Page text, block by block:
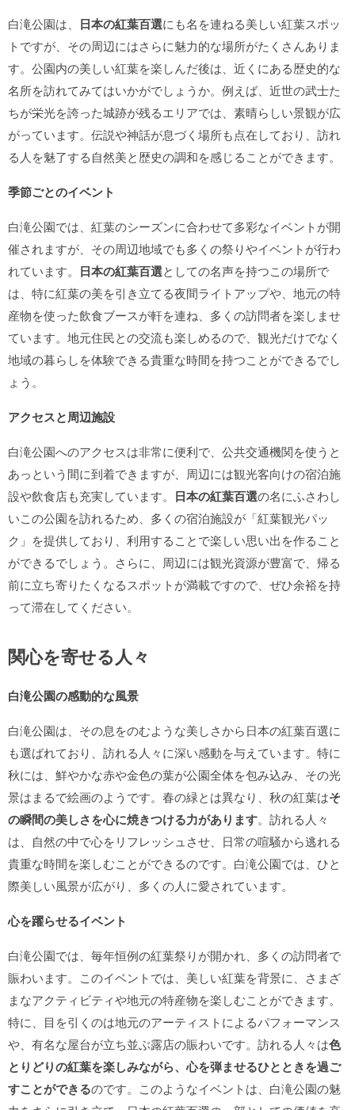
白滝公園は、 日本の紅葉百選にも名を連ねる美しい紅葉スポッ
トですが、その周辺にはさらに魅力的な場所がたくさんありま
す。公園内の美しい紅葉を楽しんだ後は、近くにある歴史的な
名所を訪れてみてはいかがでしょうか。例えば、近世の武士た
ちが栄光を誇った城跡が残るエリアでは、素晴らしい景観が広
がっています。伝説や神話が息づく場所も点在しており、訪れ
る人を魅了する自然美と歴史の調和を感じることができます。
季節ごとのイベント
白滝公園では、紅葉のシーズンに合わせて多彩なイベントが開
催されますが、その周辺地域でも多くの祭りやイベントが行わ
れています。 日本の紅葉百選としての名声を持つこの場所で
は、特に紅葉の美を引き立てる夜間ライトアップや、地元の特
産物を使った飲食ブースが軒を連ね、多くの訪問者を楽しませ
ています。地元住民との交流も楽しめるので、観光だけでなく
地域の暮らしを体験できる貴重な時間を持つことができるでし
ょう。
アクセスと周辺施設
白滝公園へのアクセスは非常に便利で、公共交通機関を使うと
あっという間に到着できますが、周辺には観光客向けの宿泊施
設や飲食店も充実しています。 日本の紅葉百選の名にふさわし
いこの公園を訪れるため、多くの宿泊施設が「紅葉観光パッ
ク」を提供しており、利用することで楽しい思い出を作ること
ができるでしょう。さらに、周辺には観光資源が豊富で、帰る
前に立ち寄りたくなるスポットが満載ですので、ぜひ余裕を持
って滞在してください。
関心を寄せる人々
白滝公園の感動的な風景
白滝公園は、その息をのむような美しさから日本の紅葉百選に
も選ばれており、訪れる人々に深い感動を与えています。特に
秋には、鮮やかな赤や金色の葉が公園全体を包み込み、その光
景はまるで絵画のようです。春の緑とは異なり、秋の紅葉はそ
の瞬間の美しさを心に焼きつける力があります。訪れる人々
は、自然の中で心をリフレッシュさせ、日常の喧騒から逃れる
貴重な時間を楽しむことができるのです。白滝公園では、ひと
際美しい風景が広がり、多くの人に愛されています。
心を躍らせるイベント
白滝公園では、毎年恒例の紅葉祭りが開かれ、多くの訪問者で
賑わいます。このイベントでは、美しい紅葉を背景に、さまざ
まなアクティビティや地元の特産物を楽しむことができます。
特に、目を引くのは地元のアーティストによるパフォーマンス
や、有名な屋台が立ち並ぶ露店の賑わいです。訪れる人々は色
とりどりの紅葉を楽しみながら、心を弾ませるひとときを過ご
すことができるのです。このようなイベントは、白滝公園の魅